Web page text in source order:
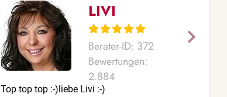
LIVI
Berater-ID: 372
Bewertungen:
2.884
Top top top :-)liebe Livi :-)